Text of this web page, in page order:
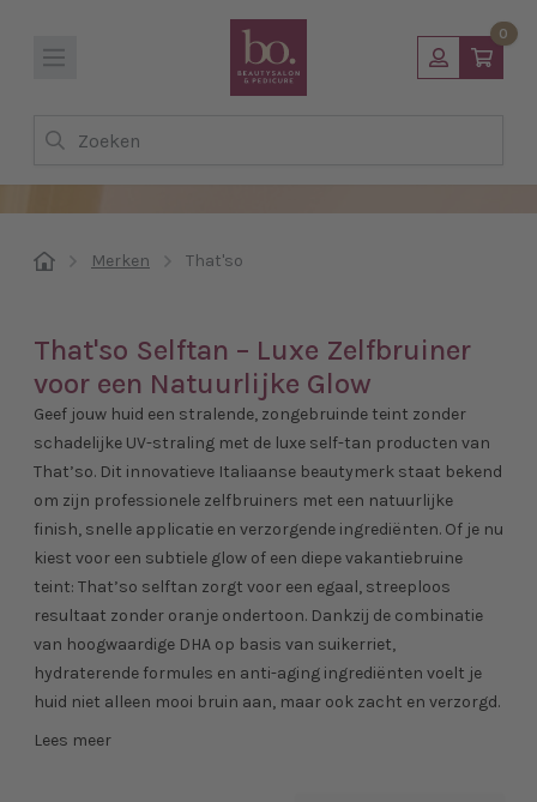
0
Zoeken
Merken That'so
That'so Selftan – Luxe Zelfbruiner
voor een Natuurlijke Glow
Geef jouw huid een stralende, zongebruinde teint zonder
schadelijke UV-straling met de luxe self-tan producten van
That’so. Dit innovatieve Italiaanse beautymerk staat bekend
om zijn professionele zelfbruiners met een natuurlijke
finish, snelle applicatie en verzorgende ingrediënten. Of je nu
kiest voor een subtiele glow of een diepe vakantiebruine
teint: That’so selftan zorgt voor een egaal, streeploos
resultaat zonder oranje ondertoon. Dankzij de combinatie
van hoogwaardige DHA op basis van suikerriet,
hydraterende formules en anti-aging ingrediënten voelt je
huid niet alleen mooi bruin aan, maar ook zacht en verzorgd.
Lees meer